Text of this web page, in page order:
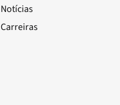
Notícias
Carreiras